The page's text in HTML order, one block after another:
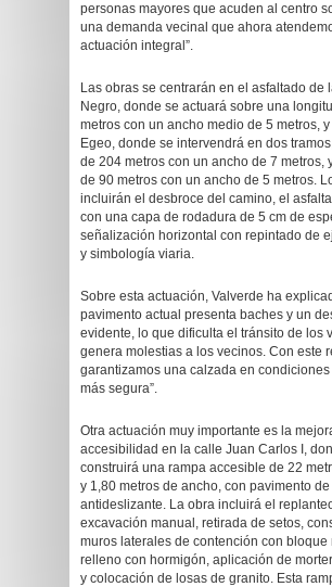
personas mayores que acuden al centro
una demanda vecinal que ahora
actuación integral”.
Las obras se centrarán en el asfaltado de
Negro, donde se actuará sobre una
metros con un ancho medio de 5 metros,
Egeo, donde se intervendrá en dos
de 204 metros con un ancho de 7 metros,
de 90 metros con un ancho de 5 metros.
incluirán el desbroce del camino, el
con una capa de rodadura de 5 cm de
señalización horizontal con repintado de
y simbología viaria.
Sobre esta actuación, Valverde ha
pavimento actual presenta baches y un
evidente, lo que dificulta el tránsito de los
genera molestias a los vecinos. Con este
garantizamos una calzada en
más segura”.
Otra actuación muy importante es la
accesibilidad en la calle Juan Carlos I,
construirá una rampa accesible de 22
y 1,80 metros de ancho, con pavimento
antideslizante. La obra incluirá el
excavación manual, retirada de setos,
muros laterales de contención con bloque
relleno con hormigón, aplicación de
y colocación de losas de granito. Esta